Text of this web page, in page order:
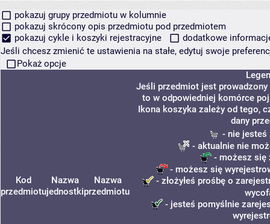
pokazuj grupy przedmiotu w kolumnie
pokazuj skrócony opis przedmiotu pod przedmiotem
pokazuj cykle i koszyki rejestracyjne
dodatkowe
Jeśli chcesz zmienić te ustawienia na stałe, edytuj swoje
Pokaż opcje
Kod
przedmiotu
Nazwa
jednostki
Nazwa
przedmiotu
Jeśli przedmiot jest prowadzony
to w odpowiedniej komórce
Ikona koszyka zależy od tego,
dany
- nie jesteś
- aktualnie nie
- możesz się
- możesz się
- złożyłeś prośbę o
- jesteś pomyślnie